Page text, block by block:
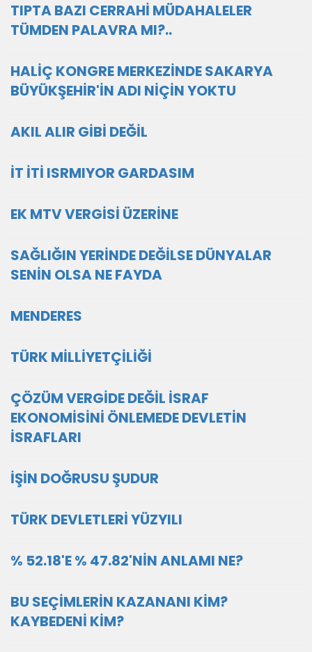
TIPTA BAZI CERRAHİ MÜDAHALELER
TÜMDEN PALAVRA MI?..
HALİÇ KONGRE MERKEZİNDE SAKARYA
BÜYÜKŞEHİR'İN ADI NİÇİN YOKTU
AKIL ALIR GİBİ DEĞİL
İT İTİ ISRMIYOR GARDASIM
EK MTV VERGİSİ ÜZERİNE
SAĞLIĞIN YERİNDE DEĞİLSE DÜNYALAR
SENİN OLSA NE FAYDA
MENDERES
TÜRK MİLLİYETÇİLİĞİ
ÇÖZÜM VERGİDE DEĞİL İSRAF
EKONOMİSİNİ ÖNLEMEDE DEVLETİN
İSRAFLARI
İŞİN DOĞRUSU ŞUDUR
TÜRK DEVLETLERİ YÜZYILI
% 52.18'E % 47.82'NİN ANLAMI NE?
BU SEÇİMLERİN KAZANANI KİM?
KAYBEDENİ KİM?